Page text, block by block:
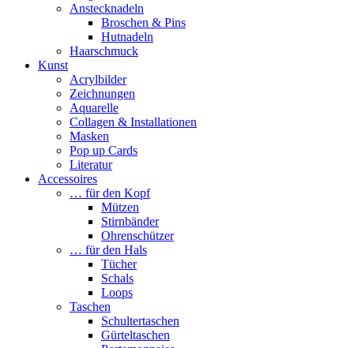
Anstecknadeln
Broschen & Pins
Hutnadeln
Haarschmuck
Kunst
Acrylbilder
Zeichnungen
Aquarelle
Collagen & Installationen
Masken
Pop up Cards
Literatur
Accessoires
… für den Kopf
Mützen
Stirnbänder
Ohrenschützer
… für den Hals
Tücher
Schals
Loops
Taschen
Schultertaschen
Gürteltaschen